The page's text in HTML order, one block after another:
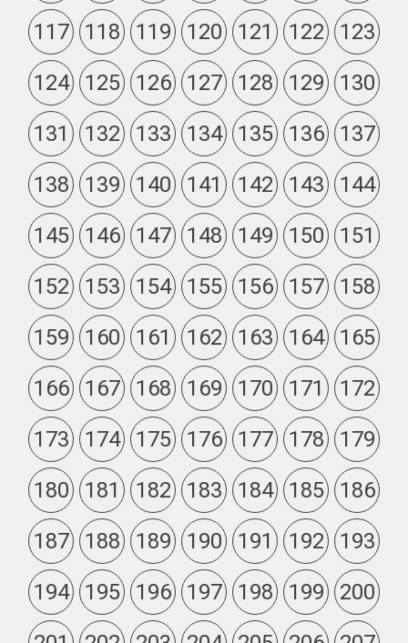
117
118 119 120 121 122
123
124
125 126 127 128 129
130
131
132 133 134 135 136
137
138
139 140 141 142 143
144
145
146 147 148 149 150
151
152
153 154 155 156 157
158
159
160 161 162 163 164
165
166
167 168 169 170 171
172
173
174 175 176 177 178
179
180
181 182 183 184 185
186
187
188 189 190 191 192
193
194
195 196 197 198 199
200